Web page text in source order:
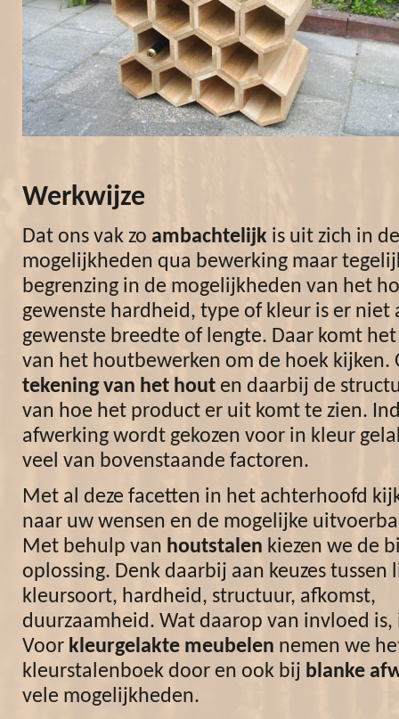
Werkwijze
Dat ons vak zo ambachtelijk is uit zich in
mogelijkheden qua bewerking maar
begrenzing in de mogelijkheden van het
gewenste hardheid, type of kleur is er niet
gewenste breedte of lengte. Daar komt
van het houtbewerken om de hoek kijken.
tekening van het hout en daarbij de
van hoe het product er uit komt te zien.
afwerking wordt gekozen voor in kleur
veel van bovenstaande factoren.
Met al deze facetten in het achterhoofd
naar uw wensen en de mogelijke
Met behulp van houtstalen kiezen we de
oplossing. Denk daarbij aan keuzes tussen
kleursoort, hardheid, structuur, afkomst,
duurzaamheid. Wat daarop van invloed is,
Voor kleurgelakte meubelen nemen we
kleurstalenboek door en ook bij blanke
vele mogelijkheden.